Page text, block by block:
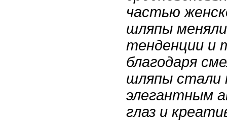
частью
шляпы меняли
тенденции и
благодаря
шляпы стали
элегантным
глаз и